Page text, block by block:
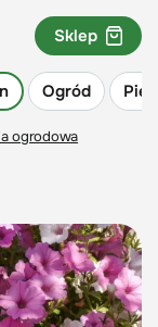
Ogród
Sklep
ogrodowa